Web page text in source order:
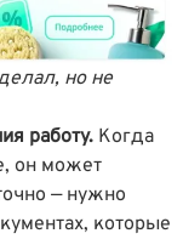
но не
работу. Когда
он может
— нужно
которые